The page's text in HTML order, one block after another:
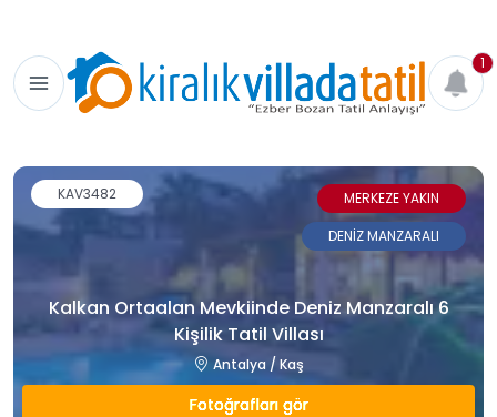
1
Kalkan Ortaalan Mevkiinde Deniz Manzaralı 6
Kişilik Tatil Villası
Antalya / Kaş
Fotoğrafları gör
KAV3482
MERKEZE YAKIN
DENİZ MANZARALI